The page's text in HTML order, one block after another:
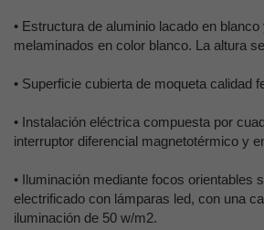
• Estructura de aluminio lacado en blanco
melaminados en color blanco. La altura
• Superficie cubierta de moqueta calidad
• Instalación eléctrica compuesta por
interruptor diferencial magnetotérmico y
• Iluminación mediante focos orientables
electrificado con lámparas led, con una
iluminación de 50 w/m2.